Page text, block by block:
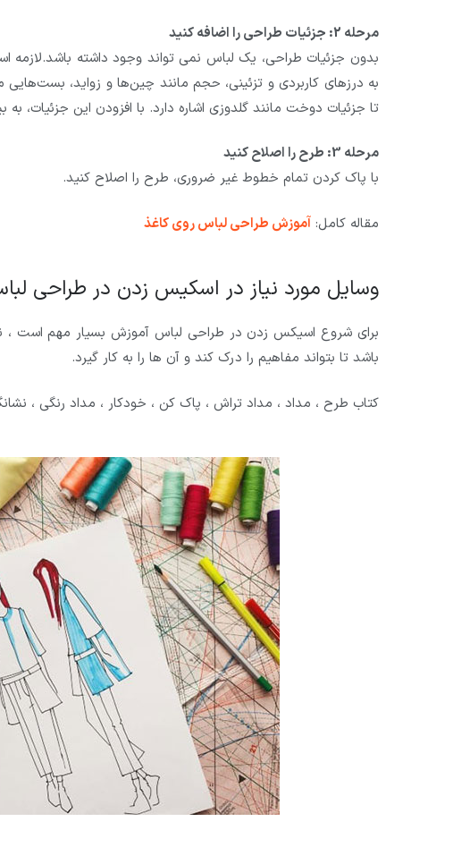
مرحله 2: جزئیات طراحی را اضافه کنید
بدون جزئیات طراحی، یک لباس نمی تواند وجود داشته
به درزهای کاربردی و تزئینی، حجم مانند چین‌ها و زواید،
تا جزئیات دوخت مانند گلدوزی اشاره دارد. با افزودن این
مرحله 3: طرح را اصلاح کنید
با پاک کردن تمام خطوط غیر ضروری، طرح را اصلاح کنید.
مقاله کامل: آموزش طراحی لباس روی کاغذ
وسایل مورد نیاز در اسکیس زدن در طراحی
برای شروع اسیکس زدن در طراحی لباس آموزش بسیار مهم است ،
باشد تا بتواند مفاهیم را درک کند و آن ها را به کار گیرد.
کتاب طرح ، مداد ، مداد تراش ، پاک کن ، خودکار ، مداد رنگی ،